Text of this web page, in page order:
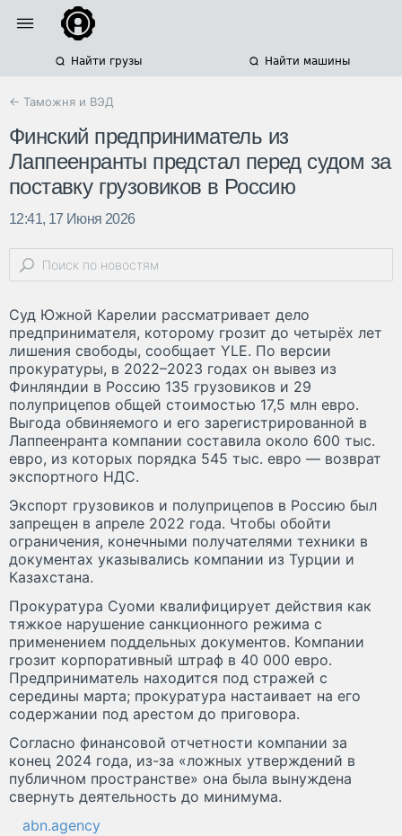
Найти грузы Найти машины
← Таможня и ВЭД
Финский предприниматель из
Лаппеенранты предстал перед судом за
поставку грузовиков в Россию
12:41, 17 Июня 2026
Суд Южной Карелии рассматривает дело
предпринимателя, которому грозит до четырёх лет
лишения свободы, сообщает YLE. По версии
прокуратуры, в 2022–2023 годах он вывез из
Финляндии в Россию 135 грузовиков и 29
полуприцепов общей стоимостью 17,5 млн евро.
Выгода обвиняемого и его зарегистрированной в
Лаппеенранта компании составила около 600 тыс.
евро, из которых порядка 545 тыс. евро — возврат
экспортного НДС.
Экспорт грузовиков и полуприцепов в Россию был
запрещен в апреле 2022 года. Чтобы обойти
ограничения, конечными получателями техники в
документах указывались компании из Турции и
Казахстана.
Прокуратура Суоми квалифицирует действия как
тяжкое нарушение санкционного режима с
применением поддельных документов. Компании
грозит корпоративный штраф в 40 000 евро.
Предприниматель находится под стражей с
середины марта; прокуратура настаивает на его
содержании под арестом до приговора.
Согласно финансовой отчетности компании за
конец 2024 года, из-за «ложных утверждений в
публичном пространстве» она была вынуждена
свернуть деятельность до минимума.
abn.agency